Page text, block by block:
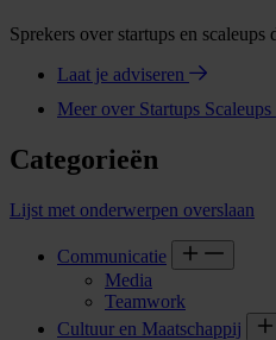
Sprekers over startups en
Laat je adviseren
Meer over Startups Scaleups
Categorieën
Lijst met onderwerpen overslaan
Communicatie
Media
Teamwork
Cultuur en Maatschappij